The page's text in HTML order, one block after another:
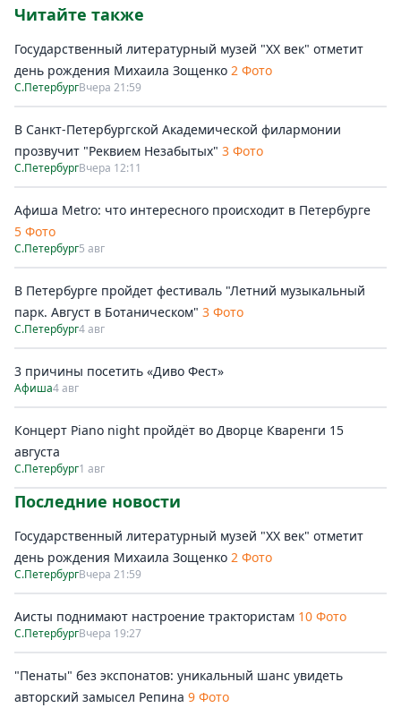
Читайте также
Государственный литературный музей "ХХ век" отметит
день рождения Михаила Зощенко 2 Фото
С.ПетербургВчера 21:59
В Санкт-Петербургской Академической филармонии
прозвучит "Реквием Незабытых" 3 Фото
С.ПетербургВчера 12:11
Афиша Metro: что интересного происходит в Петербурге
5 Фото
С.Петербург5 авг
В Петербурге пройдет фестиваль "Летний музыкальный
парк. Август в Ботаническом" 3 Фото
С.Петербург4 авг
3 причины посетить «Диво Фест»
Афиша4 авг
Концерт Piano night пройдёт во Дворце Кваренги 15
августа
С.Петербург1 авг
Последние новости
Государственный литературный музей "ХХ век" отметит
день рождения Михаила Зощенко 2 Фото
С.ПетербургВчера 21:59
Аисты поднимают настроение трактористам 10 Фото
С.ПетербургВчера 19:27
"Пенаты" без экспонатов: уникальный шанс увидеть
авторский замысел Репина 9 Фото